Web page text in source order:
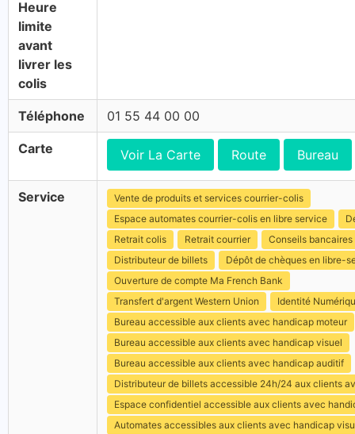
Heure
limite
avant
livrer les
colis
Téléphone 01 55 44 00 00
Carte Voir La Carte Route Bureau
Service
Vente de produits et services courrier-colis
Espace automates courrier-colis en libre service
Retrait colis
Retrait courrier
Conseils bancaires
Distributeur de billets
Dépôt de chèques en libre-
Ouverture de compte Ma French Bank
Transfert d'argent Western Union
Identité
Bureau accessible aux clients avec handicap moteur
Bureau accessible aux clients avec handicap visuel
Bureau accessible aux clients avec handicap auditif
Distributeur de billets accessible 24h/24 aux clients
Espace confidentiel accessible aux clients avec
Automates accessibles aux clients avec handicap